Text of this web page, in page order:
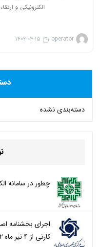
دسته‌بندی نشده
چطور در سامانه
اجرای بخشنامه
کارتی از ۴ تیر ماه ۱۴۰۲
الکترونیکی و
operator ۱۴۰۲-۰۴-۱۵